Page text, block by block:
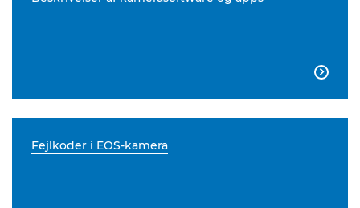

Fejlkoder i EOS-kamera